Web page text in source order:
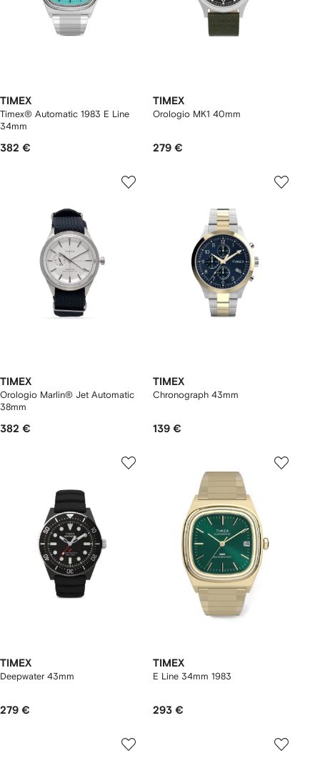
TIMEX
Timex® Automatic 1983 E Line
34mm
382 €
TIMEX
Orologio MK1 40mm
279 €
TIMEX
Orologio Marlin® Jet Automatic
38mm
382 €
TIMEX
Chronograph 43mm
139 €
TIMEX
Deepwater 43mm
279 €
TIMEX
E Line 34mm 1983
293 €